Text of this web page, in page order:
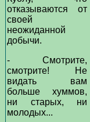
отказываются от
своей
неожиданной
добычи.
- Смотрите,
смотрите! Не
видать вам
больше хуммов,
ни старых, ни
молодых...